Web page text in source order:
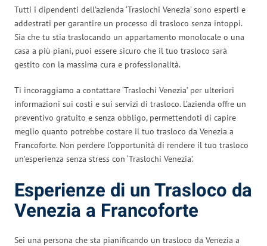
Tutti i dipendenti dell’azienda ‘Traslochi Venezia’ sono esperti e
addestrati per garantire un processo di trasloco senza intoppi.
Sia che tu stia traslocando un appartamento monolocale o una
casa a più piani, puoi essere sicuro che il tuo trasloco sarà
gestito con la massima cura e professionalità.
Ti incoraggiamo a contattare ‘Traslochi Venezia’ per ulteriori
informazioni sui costi e sui servizi di trasloco. L’azienda offre un
preventivo gratuito e senza obbligo, permettendoti di capire
meglio quanto potrebbe costare il tuo trasloco da Venezia a
Francoforte. Non perdere l’opportunità di rendere il tuo trasloco
un’esperienza senza stress con ‘Traslochi Venezia’.
Esperienze di un Trasloco da
Venezia a Francoforte
Sei una persona che sta pianificando un trasloco da Venezia a